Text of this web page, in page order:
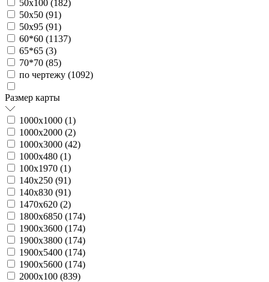
50х100 (182)
50х50 (91)
50х95 (91)
60*60 (1137)
65*65 (3)
70*70 (85)
по чертежу (1092)
Размер карты
1000х1000 (1)
1000х2000 (2)
1000х3000 (42)
1000х480 (1)
100х1970 (1)
140х250 (91)
140х830 (91)
1470х620 (2)
1800х6850 (174)
1900х3600 (174)
1900х3800 (174)
1900х5400 (174)
1900х5600 (174)
2000х100 (839)